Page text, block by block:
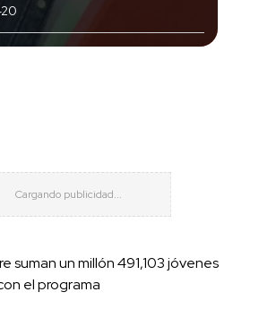
suman un millón 491,103 jóvenes
el programa